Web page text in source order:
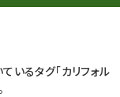
ているタグ「カリフォル